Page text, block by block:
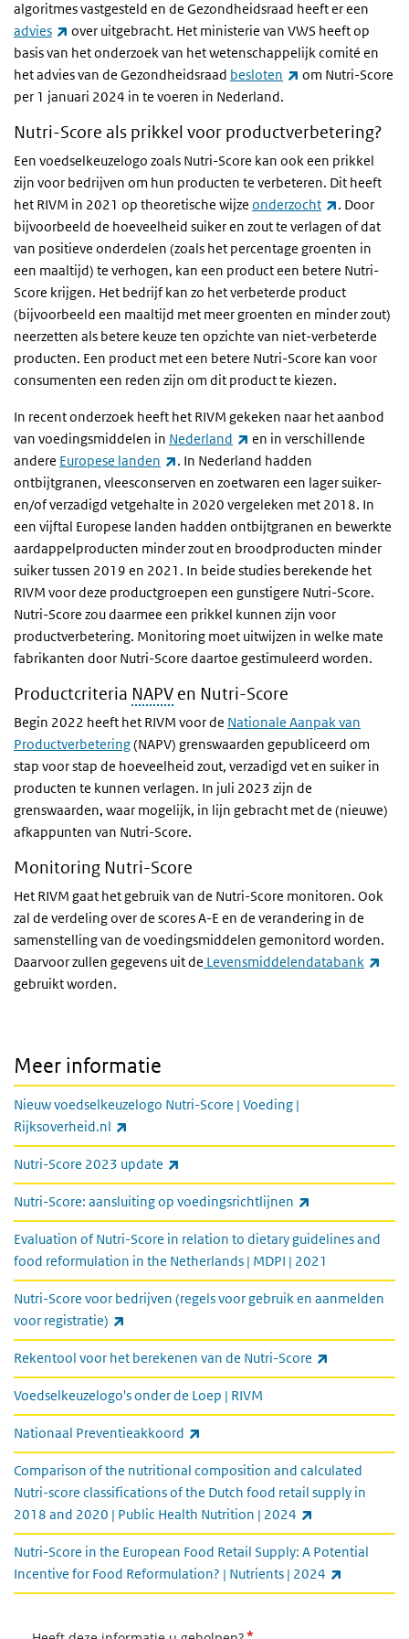
algoritmes vastgesteld en de Gezondheidsraad heeft er een
advies
(externe link)
over uitgebracht. Het ministerie van VWS heeft op
basis van het onderzoek van het wetenschappelijk comité en
het advies van de Gezondheidsraad besloten (externe link)
om Nutri-Score
per 1 januari 2024 in te voeren in Nederland.
Nutri-Score als prikkel voor productverbetering?
Een voedselkeuzelogo zoals Nutri-Score kan ook een prikkel
zijn voor bedrijven om hun producten te verbeteren. Dit heeft
het RIVM in 2021 op theoretische wijze onderzocht (externe
. Door
bijvoorbeeld de hoeveelheid suiker en zout te verlagen of dat
van positieve onderdelen (zoals het percentage groenten in
een maaltijd) te verhogen, kan een product een betere Nutri-
Score krijgen. Het bedrijf kan zo het verbeterde product
(bijvoorbeeld een maaltijd met meer groenten en minder zout)
neerzetten als betere keuze ten opzichte van niet-verbeterde
producten. Een product met een betere Nutri-Score kan voor
consumenten een reden zijn om dit product te kiezen.
In recent onderzoek heeft het RIVM gekeken naar het aanbod
van voedingsmiddelen in Nederland (externe link)
en in verschillende
andere Europese landen (externe link)
. In Nederland hadden
ontbijtgranen, vleesconserven en zoetwaren een lager suiker-
en/of verzadigd vetgehalte in 2020 vergeleken met 2018. In
een vijftal Europese landen hadden ontbijtgranen en bewerkte
aardappelproducten minder zout en broodproducten minder
suiker tussen 2019 en 2021. In beide studies berekende het
RIVM voor deze productgroepen een gunstigere Nutri-Score.
Nutri-Score zou daarmee een prikkel kunnen zijn voor
productverbetering. Monitoring moet uitwijzen in welke mate
fabrikanten door Nutri-Score daartoe gestimuleerd worden.
Productcriteria NAPV en Nutri-Score
Begin 2022 heeft het RIVM voor de Nationale Aanpak van
Productverbetering(NAPV) grenswaarden gepubliceerd om
stap voor stap de hoeveelheid zout, verzadigd vet en suiker in
producten te kunnen verlagen. In juli 2023 zijn de
grenswaarden, waar mogelijk, in lijn gebracht met de (nieuwe)
afkappunten van Nutri-Score.
Monitoring Nutri-Score
Het RIVM gaat het gebruik van de Nutri-Score monitoren. Ook
zal de verdeling over de scores A-E en de verandering in de
samenstelling van de voedingsmiddelen gemonitord worden.
Daarvoor zullen gegevens uit de Levensmiddelendatabank
gebruikt worden.
Meer informatie
Nieuw voedselkeuzelogo Nutri-Score | Voeding |
Rijksoverheid.nl
Nutri-Score 2023 update
Nutri-Score: aansluiting op voedingsrichtlijnen
Evaluation of Nutri-Score in relation to dietary guidelines and
food reformulation in the Netherlands | MDPI | 2021
Nutri-Score voor bedrijven (regels voor gebruik en aanmelden
voor registratie)
Rekentool voor het berekenen van de Nutri-Score
Voedselkeuzelogo's onder de Loep | RIVM
Nationaal Preventieakkoord
Comparison of the nutritional composition and calculated
Nutri-score classifications of the Dutch food retail supply in
2018 and 2020 | Public Health Nutrition | 2024
Nutri-Score in the European Food Retail Supply: A Potential
Incentive for Food Reformulation? | Nutrients | 2024